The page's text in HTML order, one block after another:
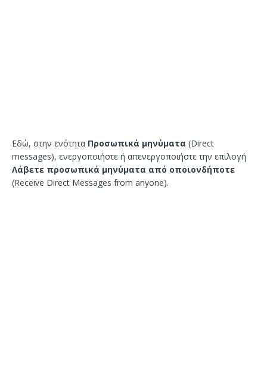
Εδώ, στην ενότητα Προσωπικά μηνύματα (Direct
messages), ενεργοποιήστε ή απενεργοποιήστε την επιλογή
Λάβετε προσωπικά μηνύματα από οποιονδήποτε
(Receive Direct Messages from anyone).